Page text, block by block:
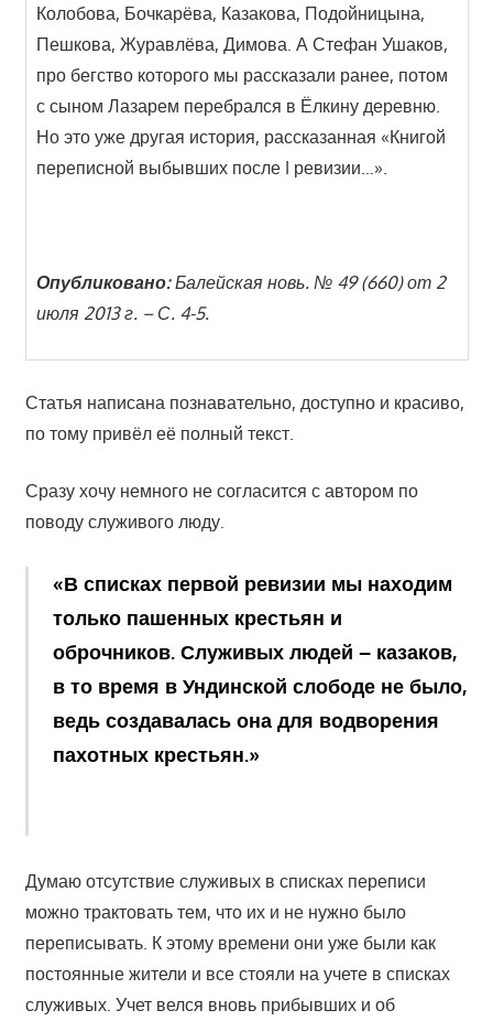
Колобова, Бочкарёва, Казакова, Подойницына,
Пешкова, Журавлёва, Димова. А Стефан Ушаков,
про бегство которого мы рассказали ранее, потом
с сыном Лазарем перебрался в Ёлкину деревню.
Но это уже другая история, рассказанная «Книгой
переписной выбывших после I ревизии…».
Опубликовано:Балейская новь. № 49 (660) от 2
июля 2013 г. – С. 4-5.
Статья написана познавательно, доступно и красиво,
по тому привёл её полный текст.
Сразу хочу немного не согласится с автором по
поводу служивого люду.
«В списках первой ревизии мы находим
только пашенных крестьян и
оброчников. Служивых людей – казаков,
в то время в Ундинской слободе не было,
ведь создавалась она для водворения
пахотных крестьян.»
Думаю отсутствие служивых в списках переписи
можно трактовать тем, что их и не нужно было
переписывать. К этому времени они уже были как
постоянные жители и все стояли на учете в списках
служивых. Учет велся вновь прибывших и об